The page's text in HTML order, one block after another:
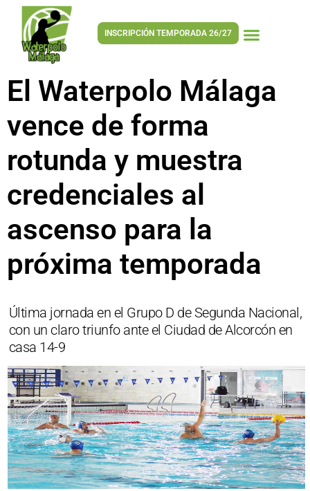
INSCRIPCIÓN TEMPORADA 26/27
El Waterpolo Málaga
vence de forma
rotunda y muestra
credenciales al
ascenso para la
próxima temporada
Última jornada en el Grupo D de Segunda Nacional,
con un claro triunfo ante el Ciudad de Alcorcón en
casa 14-9